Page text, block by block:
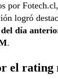
por
logró
día
.
el rating